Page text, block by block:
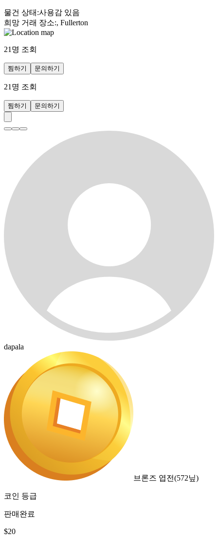
물건 상태 :사용감 있음
희망 거래 장소:, Fullerton
21 명 조회
찜하기 문의하기
21 명 조회
찜하기 문의하기
dapala
브론즈 엽전(572닢)
코인 등급
판매완료
$20